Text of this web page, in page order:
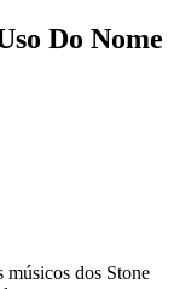
Do Nome
músicos dos Stone